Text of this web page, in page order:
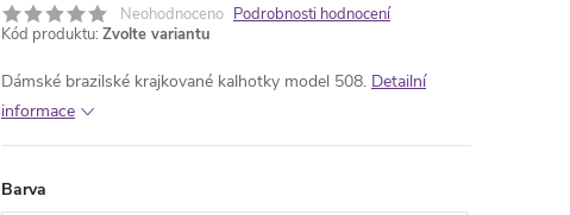
Neohodnoceno Podrobnosti hodnocení
Kód produktu: Zvolte variantu
Dámské brazilské krajkované kalhotky model 508. Detailní
informace
Barva